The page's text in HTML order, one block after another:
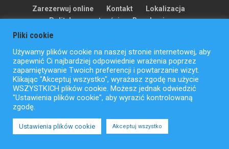
Zarezerwuj online Kontakt
Lokalizacja
Polityka prywatności
Regulamin
Polityka anulowania
Copyright © ActionFlight 2022
Pliki cookie
Używamy plików cookie na naszej stronie internetowej, aby
zapewnić Ci najbardziej odpowiednie wrażenia poprzez
zapamiętywanie Twoich preferencji i powtarzanie wizyt.
Klikając "Akceptuj wszystko", wyrażasz zgodę na użycie
WSZYSTKICH plików cookie. Możesz jednak odwiedzić
"Ustawienia plików cookie", aby wyrazić kontrolowaną
zgodę.
Ustawienia plików cookie Akceptuj wszystko